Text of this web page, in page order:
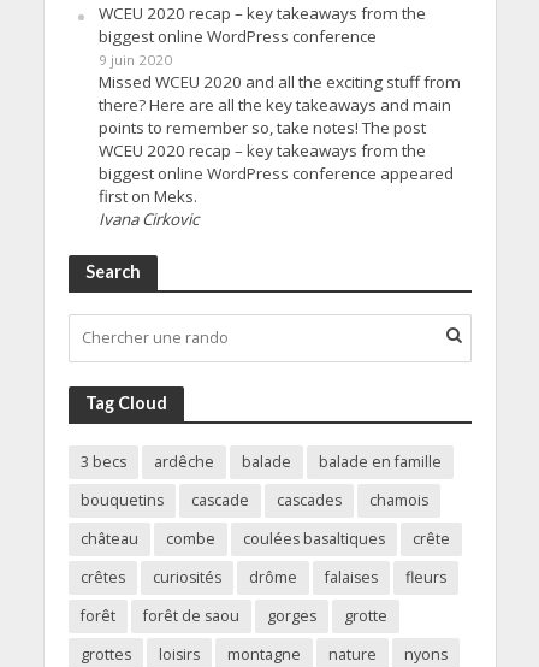
WCEU 2020 recap – key takeaways from the
biggest online WordPress conference
9 juin 2020
Missed WCEU 2020 and all the exciting stuff from
there? Here are all the key takeaways and main
points to remember so, take notes! The post
WCEU 2020 recap – key takeaways from the
biggest online WordPress conference appeared
first on Meks.
Ivana Cirkovic
Search
Tag Cloud
3 becs ardêche balade
balade en famille
bouquetins
cascade cascades
chamois
château
combe coulées basaltiques
crête
crêtes
curiosités drôme falaises
fleurs
forêt
forêt de saou gorges
grotte
grottes
loisirs montagne nature
nyons